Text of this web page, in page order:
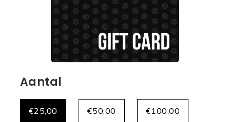
Aantal
€25,00 €50,00 €100,00